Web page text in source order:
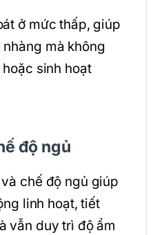
ở mức thấp, giúp
mà không
sinh hoạt
độ ngủ
chế độ ngủ giúp
linh hoạt, tiết
vẫn duy trì độ ẩm